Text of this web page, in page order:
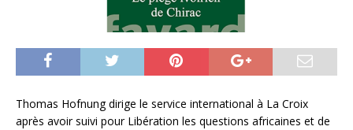
Thomas Hofnung dirige le service international à La Croix
après avoir suivi pour Libération les questions africaines et de